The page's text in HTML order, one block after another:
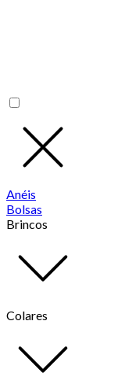
Anéis
Bolsas
Brincos
Colares